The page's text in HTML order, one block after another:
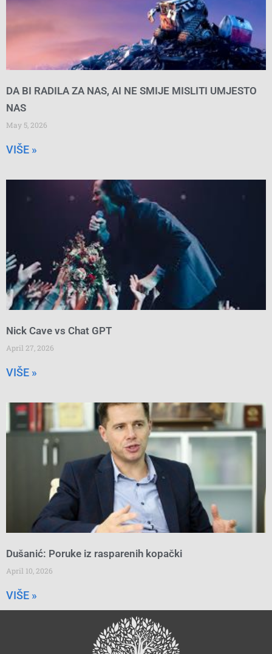
DA BI RADILA ZA NAS, AI NE SMIJE MISLITI UMJESTO
NAS
May 5, 2026
VIŠE »
Nick Cave vs Chat GPT
April 27, 2026
VIŠE »
Dušanić: Poruke iz rasparenih kopački
April 10, 2026
VIŠE »